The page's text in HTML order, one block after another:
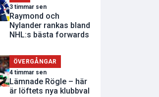
3 timmar sen
Raymond och
Nylander rankas bland
NHL:s bästa forwards
ÖVERGÅNGAR
4 timmar sen
Lämnade Rögle – här
är löftets nya klubbval